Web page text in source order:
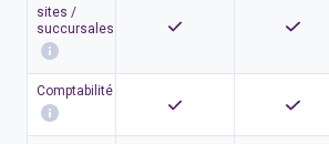
sites /
succursales
Comptabilité